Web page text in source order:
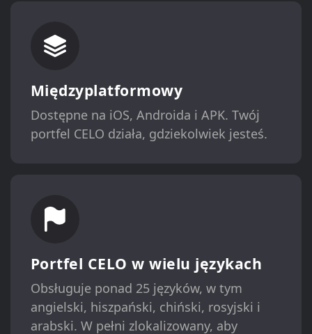
Międzyplatformowy
Dostępne na iOS, Androida i APK. Twój
portfel CELO działa, gdziekolwiek jesteś.
Portfel CELO w wielu językach
Obsługuje ponad 25 języków, w tym
angielski, hiszpański, chiński, rosyjski i
arabski. W pełni zlokalizowany, aby